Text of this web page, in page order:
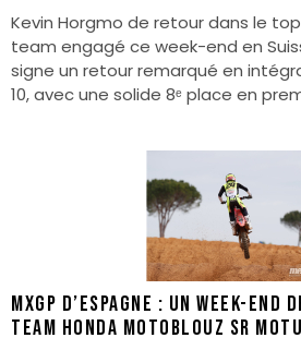
Kevin Horgmo de retour dans le
team engagé ce week-end en
signe un retour remarqué en
10, avec une solide 8ᵉ place en
MXGP d’Espagne : Un week-
Team Honda Motoblouz SR